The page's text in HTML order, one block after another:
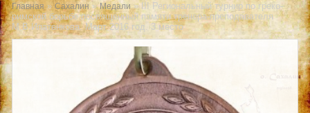
Главная » Сахалин»Медали» III Региональный турнир по греко-
римской борьбе посвященный памяти тренера-преподавателя
М.В.Ипатенкова. Март 2016 год. 3 место